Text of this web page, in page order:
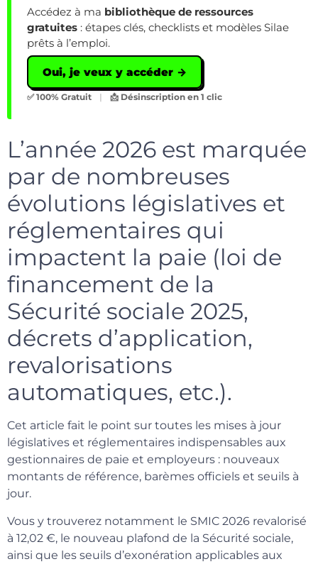
Accédez à ma bibliothèque de ressources
gratuites : étapes clés, checklists et modèles Silae
prêts à l’emploi.
Oui, je veux y accéder →
✅ 100% Gratuit | 📩 Désinscription en 1 clic
L’année 2026 est marquée
par de nombreuses
évolutions législatives et
réglementaires qui
impactent la paie (loi de
financement de la
Sécurité sociale 2025,
décrets d’application,
revalorisations
automatiques, etc.).
Cet article fait le point sur toutes les mises à jour
législatives et réglementaires indispensables aux
gestionnaires de paie et employeurs : nouveaux
montants de référence, barèmes officiels et seuils à
jour.
Vous y trouverez notamment le SMIC 2026 revalorisé
à 12,02 €, le nouveau plafond de la Sécurité sociale,
ainsi que les seuils d’exonération applicables aux